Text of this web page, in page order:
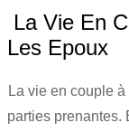
La Vie En
Les Epoux
La vie en couple
parties prenantes.